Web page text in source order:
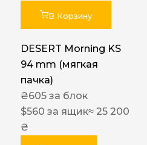
В Корзину
DESERT Morning KS
94 mm (мягкая
пачка)
₴605 за блок
$560 за ящик≈ 25 200
₴